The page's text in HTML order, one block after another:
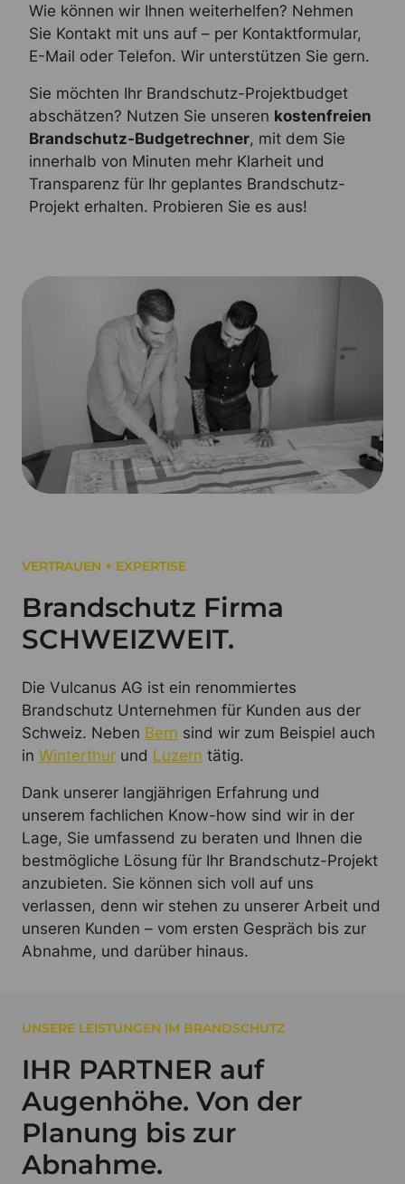
Wie können wir Ihnen weiterhelfen? Nehmen
Sie Kontakt mit uns auf – per Kontaktformular,
E-Mail oder Telefon. Wir unterstützen Sie gern.
Sie möchten Ihr Brandschutz-Projektbudget
abschätzen? Nutzen Sie unseren kostenfreien
Brandschutz-Budgetrechner, mit dem Sie
innerhalb von Minuten mehr Klarheit und
Transparenz für Ihr geplantes Brandschutz-
Projekt erhalten. Probieren Sie es aus!
VERTRAUEN + EXPERTISE
Brandschutz Firma
SCHWEIZWEIT.
Die Vulcanus AG ist ein renommiertes
Brandschutz Unternehmen für Kunden aus der
Schweiz. Neben Bern sind wir zum Beispiel auch
in Winterthur und Luzern tätig.
Dank unserer langjährigen Erfahrung und
unserem fachlichen Know-how sind wir in der
Lage, Sie umfassend zu beraten und Ihnen die
bestmögliche Lösung für Ihr Brandschutz-Projekt
anzubieten. Sie können sich voll auf uns
verlassen, denn wir stehen zu unserer Arbeit und
unseren Kunden – vom ersten Gespräch bis zur
Abnahme, und darüber hinaus.
UNSERE LEISTUNGEN IM BRANDSCHUTZ
IHR PARTNER auf
Augenhöhe. Von der
Planung bis zur
Abnahme.